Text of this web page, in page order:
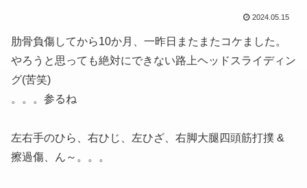
2024.05.15
肋骨負傷してから10か月、一昨日またまたコケました。
やろうと思っても絶対にできない路上ヘッドスライディン
グ(苦笑)
。。。参るね
左右手のひら、右ひじ、左ひざ、右脚大腿四頭筋打撲 &
擦過傷、ん～。。。